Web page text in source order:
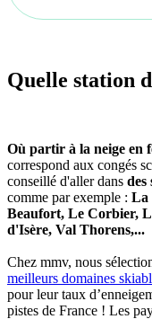
Quelle station
Où partir à la neige en
correspond aux congés
conseillé d'aller dans des
comme par exemple : La
Beaufort, Le Corbier,
d'Isère, Val Thorens,...
Chez mmv, nous
meilleurs domaines
pour leur taux
pistes de France ! Les